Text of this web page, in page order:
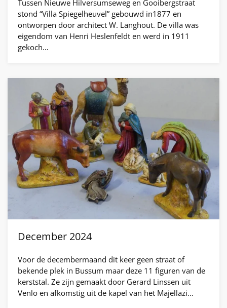
Tussen Nieuwe Hilversumseweg en Gooibergstraat
stond “Villa Spiegelheuvel” gebouwd in1877 en
ontworpen door architect W. Langhout. De villa was
eigendom van Henri Heslenfeldt en werd in 1911
gekoch…
December 2024
Voor de decembermaand dit keer geen straat of
bekende plek in Bussum maar deze 11 figuren van de
kerststal. Ze zijn gemaakt door Gerard Linssen uit
Venlo en afkomstig uit de kapel van het Majellazi…